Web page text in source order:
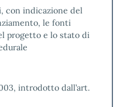
con indicazione del
le fonti
progetto e lo stato di
introdotto dall’art.